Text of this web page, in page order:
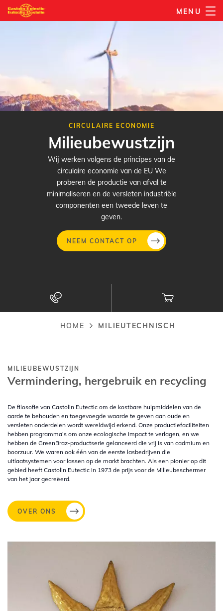
Overslaan
en
MENU
CIRCULAIRE ECONOMIE
Milieubewustzijn
Wij werken volgens de principes van de
circulaire economie van de EU We
proberen de productie van afval te
minimaliseren en de versleten industriële
componenten een tweede leven te
geven.
NEEM CONTACT OP
inhoud
HOME MILIEUTECHNISCH
MILIEUBEWUSTZIJN
Vermindering, hergebruik en recycling
De filosofie van Castolin Eutectic om de kostbare hulpmiddelen van de
aarde te behouden en toegevoegde waarde te geven aan oude en
versleten onderdelen wordt wereldwijd erkend. Onze productiefaciliteiten
hebben programma’s om onze ecologische impact te verlagen, en we
hebben de GreenBraz-productserie gelanceerd die vrij is van cadmium en
boorzuur. We waren ook één van de eerste lasbedrijven die
uitlaatsystemen voor lassen op de markt brachten. Als een pionier op dit
gebied heeft Castolin Eutectic in 1973 de prijs voor de Milieubeschermer
van het jaar gecreëerd.
OVER ONS